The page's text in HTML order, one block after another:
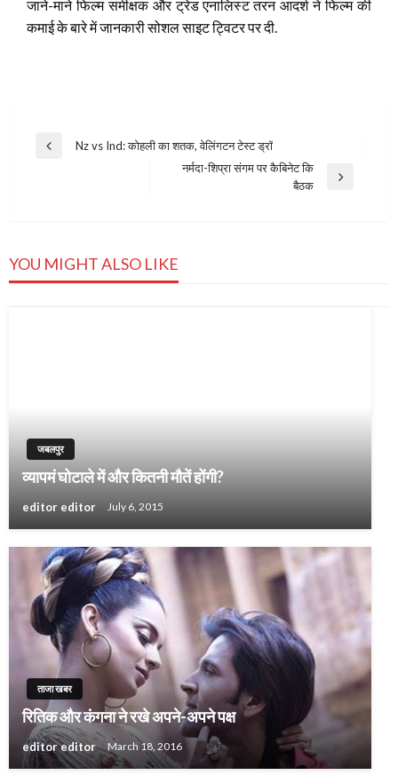
जाने-माने फिल्म समीक्षक और ट्रेड एनालिस्‍ट तरन आदर्श ने फिल्म की
कमाई के बारे में जानकारी सोशल साइट ट्विटर पर दी.
Post
Previous
Nz vs Ind: कोहली का शतक, वेलिंगटन टेस्ट ड्रॉ
नर्मदा-शिप्रा संगम पर कैबिनेट कि
बैठक
YOU MIGHT ALSO LIKE
जबलपुर
व्यापमं घोटाले में और कितनी मौतें होंगी?
editor editor July 6, 2015
ताजा खबर
रितिक और कंगना ने रखे अपने-अपने पक्ष
editor editor March 18, 2016